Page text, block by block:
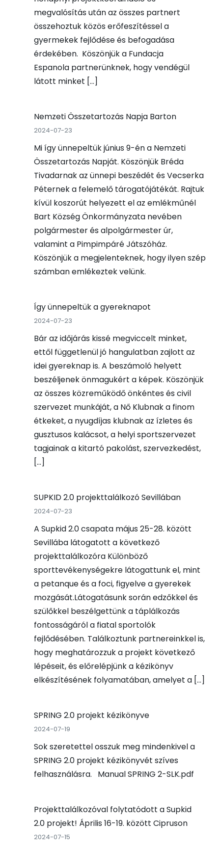
megvalósítás után az összes partnert
összehoztuk közös erőfeszítéssel a
gyermekek fejlődése és befogadása
érdekében. Köszönjük a Fundacja
Espanola partnerünknek, hogy vendégül
látott minket […]
Nemzeti Összetartozás Napja Barton
2024-07-23
Mi így ünnepeltük június 9-én a Nemzeti
Összetartozás Napját. Köszönjük Bréda
Tivadarnak az ünnepi beszédét és Vecserka
Péternek a felemelő tárogatójátékát. Rajtuk
kívül koszorút helyezett el az emlékműnél
Bart Község Önkormányzata nevében
polgármester és alpolgármester úr,
valamint a Pimpimpáré Játszóház.
Köszönjük a megjelenteknek, hogy ilyen szép
számban emlékeztek velünk.
Így ünnepeltük a gyereknapot
2024-07-23
Bár az időjárás kissé megviccelt minket,
ettől függetlenül jó hangulatban zajlott az
idei gyereknap is. A beszámoló helyett
beszéljenek önmagukért a képek. Köszönjük
az összes közreműködő önkéntes és civil
szervezet munkáját, a Nő Klubnak a finom
étkeket, a nyugdíjas klubnak az ízletes és
gusztusos kalácsot, a helyi sportszervezet
tagjainak a kitartó pakolást, szervezkedést,
[…]
SUPKID 2.0 projekttalálkozó Sevillában
2024-07-23
A Supkid 2.0 csapata május 25-28. között
Sevillába látogatott a következő
projekttalálkozóra Különböző
sporttevékenységekre látogattunk el, mint
a petanque és a foci, figyelve a gyerekek
mozgását.Látogatásunk során edzőkkel és
szülőkkel beszélgettünk a táplálkozás
fontosságáról a fiatal sportolók
fejlődésében. Találkoztunk partnereinkkel is,
hogy meghatározzuk a projekt következő
lépéseit, és előrelépjünk a kézikönyv
elkészítésének folyamatában, amelyet a […]
SPRING 2.0 projekt kézikönyve
2024-07-19
Sok szeretettel osszuk meg mindenkivel a
SPRING 2.0 projekt kézikönyvét szíves
felhasználásra. Manual SPRING 2-SLK.pdf
Projekttalálkozóval folytatódott a Supkid
2.0 projekt! Április 16-19. között Cipruson
2024-07-15